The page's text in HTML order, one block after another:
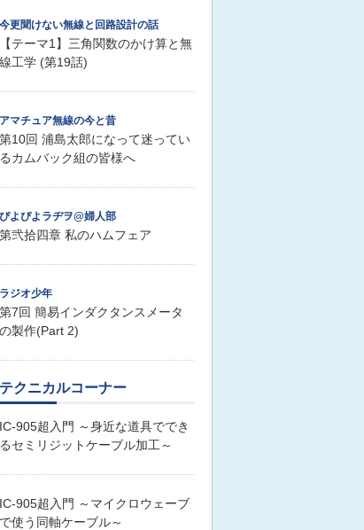
今更聞けない無線と回路設計の話
【テーマ1】三角関数のかけ算と無
線工学 (第19話)
アマチュア無線の今と昔
第10回 浦島太郎になって迷ってい
るカムバック組の皆様へ
ぴよぴよラヂヲ@婦人部
第弐拾四章 私のハムフェア
ラジオ少年
第7回 簡易インダクタンスメータ
の製作(Part 2)
テクニカルコーナー
IC-905超入門 ～身近な道具ででき
るセミリジットケーブル加工～
IC-905超入門 ～マイクロウェーブ
で使う同軸ケーブル～